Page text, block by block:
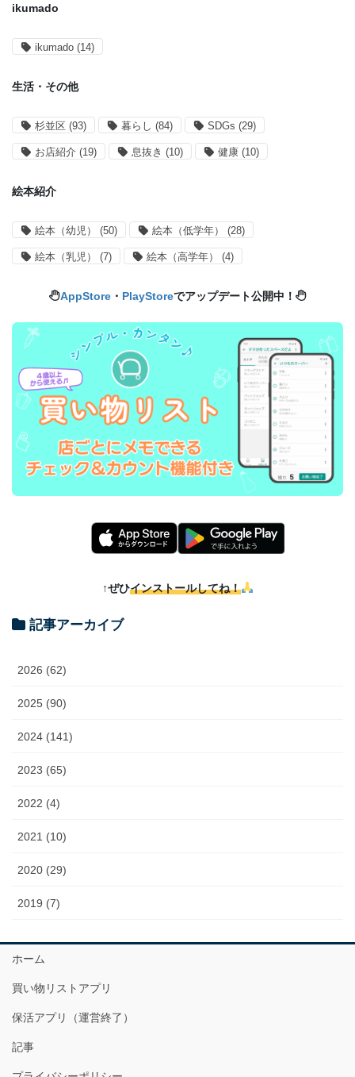
ikumado
ikumado (14)
生活・その他
杉並区 (93) 暮らし (84) SDGs (29)
お店紹介 (19) 息抜き (10) 健康 (10)
絵本紹介
絵本（幼児） (50) 絵本（低学年） (28)
絵本（乳児） (7) 絵本（高学年） (4)
AppStore・ PlayStoreでアップデート公開中！
↑ぜひインストールしてね！
記事アーカイブ
2026 (62)
2025 (90)
2024 (141)
2023 (65)
2022 (4)
2021 (10)
2020 (29)
2019 (7)
ホーム
買い物リストアプリ
保活アプリ（運営終了）
記事